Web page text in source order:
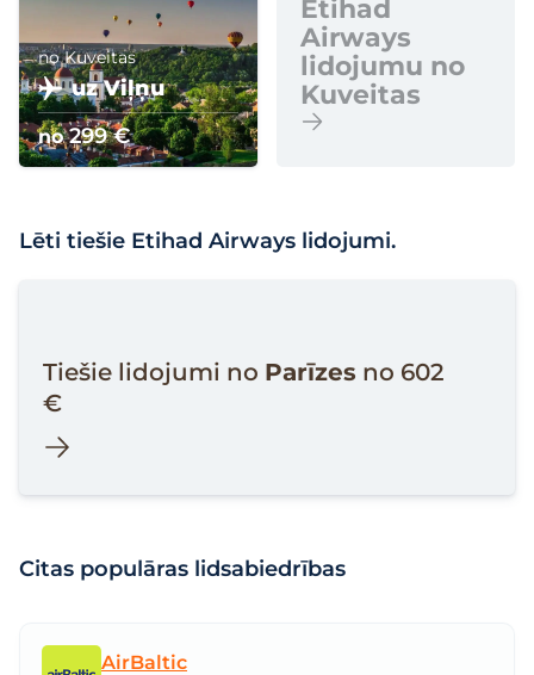
no Kuveitas
uz Viļņu
no299 €
Etihad
Airways
lidojumu no
Kuveitas
Lēti tiešie Etihad Airways lidojumi.
Tiešie lidojumi no Parīzes no 602
€
Citas populāras lidsabiedrības
AirBaltic